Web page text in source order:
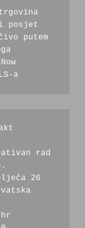
posjet
putem
a
rad
26